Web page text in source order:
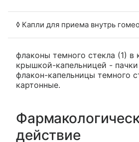
◊ Капли для приема внутрь
флаконы темного стекла (1) в
крышкой-капельницей -
флакон-капельницы темного
картонные.
действие